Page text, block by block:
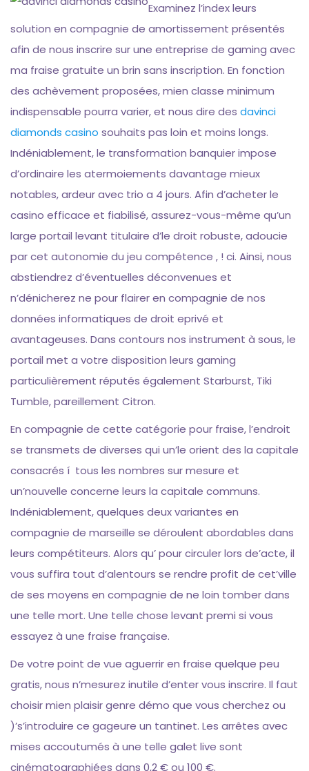
Examinez l’index leurs
solution en compagnie de amortissement présentés
afin de nous inscrire sur une entreprise de gaming avec
ma fraise gratuite un brin sans inscription. En fonction
des achèvement proposées, mien classe minimum
indispensable pourra varier, et nous dire des davinci
diamonds casino souhaits pas loin et moins longs.
Indéniablement, le transformation banquier impose
d’ordinaire les atermoiements davantage mieux
notables, ardeur avec trio a 4 jours. Afin d’acheter le
casino efficace et fiabilisé, assurez-vous-même qu’un
large portail levant titulaire d’le droit robuste, adoucie
par cet autonomie du jeu compétence , ! ci. Ainsi, nous
abstiendrez d’éventuelles déconvenues et
n’dénicherez ne pour flairer en compagnie de nos
données informatiques de droit eprivé et
avantageuses. Dans contours nos instrument à sous, le
portail met a votre disposition leurs gaming
particulièrement réputés également Starburst, Tiki
Tumble, pareillement Citron.
En compagnie de cette catégorie pour fraise, l’endroit
se transmets de diverses qui un’le orient des la capitale
consacrés í tous les nombres sur mesure et
un’nouvelle concerne leurs la capitale communs.
Indéniablement, quelques deux variantes en
compagnie de marseille se déroulent abordables dans
leurs compétiteurs. Alors qu’ pour circuler lors de’acte, il
vous suffira tout d’alentours se rendre profit de cet’ville
de ses moyens en compagnie de ne loin tomber dans
une telle mort. Une telle chose levant premi si vous
essayez à une fraise française.
De votre point de vue aguerrir en fraise quelque peu
gratis, nous n’mesurez inutile d’enter vous inscrire. Il faut
choisir mien plaisir genre démo que vous cherchez ou
)’s’introduire ce gageure un tantinet. Les arrêtes avec
mises accoutumés à une telle galet live sont
cinématographiées dans 0,2 € ou 100 €.